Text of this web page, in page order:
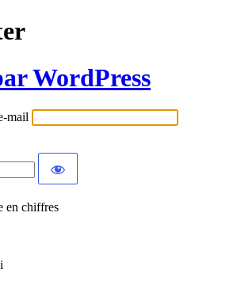
WordPress
mail
en chiffres